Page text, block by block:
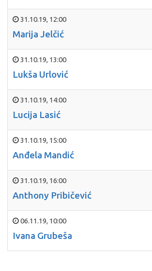
31.10.19, 12:00
Marija Jelčić
31.10.19, 13:00
Lukša Urlović
31.10.19, 14:00
Lucija Lasić
31.10.19, 15:00
Anđela Mandić
31.10.19, 16:00
Anthony Pribičević
06.11.19, 10:00
Ivana Grubeša